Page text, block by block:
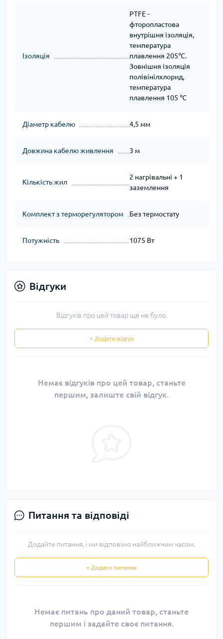
Ізоляція
PTFE -
фторопластова
внутрішня ізоляція,
температура
плавлення 205℃.
Зовнішня ізоляція
полівінілхлорид,
температура
плавлення 105 ℃
Діаметр кабелю 4,5 мм
Довжина кабелю живлення 3 м
Кількість жил
2 нагрівальні + 1
заземлення
Комплект з терморегулятором Без термостату
Потужність 1075 Вт
Відгуки
Відгуків про цей товар ще не було.
+ Додати відгук
Немає відгуків про цей товар, станьте
першим, залиште свій відгук.
Питання та відповіді
Додайте питання, і ми відповімо найближчим часом.
+ Додати питання
Немає питань про даний товар, станьте
першим і задайте своє питання.